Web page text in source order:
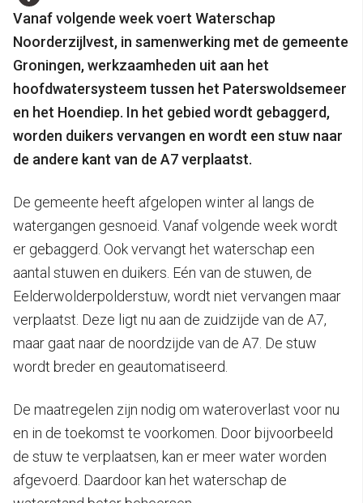
Vanaf volgende week voert Waterschap
Noorderzijlvest, in samenwerking met de gemeente
Groningen, werkzaamheden uit aan het
hoofdwatersysteem tussen het Paterswoldsemeer
en het Hoendiep. In het gebied wordt gebaggerd,
worden duikers vervangen en wordt een stuw naar
de andere kant van de A7 verplaatst.
De gemeente heeft afgelopen winter al langs de
watergangen gesnoeid. Vanaf volgende week wordt
er gebaggerd. Ook vervangt het waterschap een
aantal stuwen en duikers. Eén van de stuwen, de
Eelderwolderpolderstuw, wordt niet vervangen maar
verplaatst. Deze ligt nu aan de zuidzijde van de A7,
maar gaat naar de noordzijde van de A7. De stuw
wordt breder en geautomatiseerd.
De maatregelen zijn nodig om wateroverlast voor nu
en in de toekomst te voorkomen. Door bijvoorbeeld
de stuw te verplaatsen, kan er meer water worden
afgevoerd. Daardoor kan het waterschap de